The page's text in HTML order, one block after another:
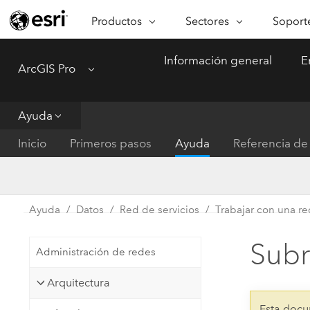
Productos
ARCGIS
Plataforma completa de
Sistema fundamental para SIG y
Sectores
SECTORES
Conservación
Servicios públicos de
Salud y servicios humanos
Gobierno nacional
ArcGIS Pro Menu
Información general
Ayuda
Inicio
Primeros pasos Ayuda Referencia
Ayuda Datos Red de servicios Trabajar con una
Administración de redes
Arquitectura